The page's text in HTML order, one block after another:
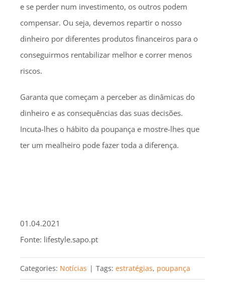
e se perder num investimento, os outros podem
compensar. Ou seja, devemos repartir o nosso
dinheiro por diferentes produtos financeiros para o
conseguirmos rentabilizar melhor e correr menos
riscos.
Garanta que começam a perceber as dinâmicas do
dinheiro e as consequências das suas decisões.
Incuta-lhes o hábito da poupança e mostre-lhes que
ter um mealheiro pode fazer toda a diferença.
01.04.2021
Fonte: lifestyle.sapo.pt
Categories: Notícias | Tags: estratégias, poupança